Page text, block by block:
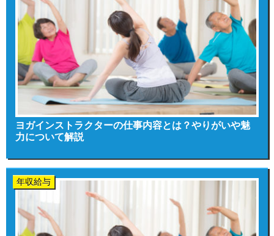
ヨガインストラクターの仕事内容とは？やりがいや魅
力について解説
年収給与